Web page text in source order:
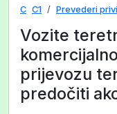
C C1 Prevederi
Vozite
prijevozu
predočiti